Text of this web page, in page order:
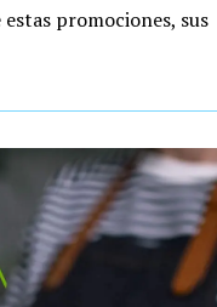
promociones, sus